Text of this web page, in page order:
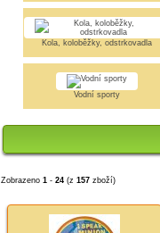
Kola, koloběžky, odstrkovadla
Vodní sporty
Zobrazeno 1 - 24(z 157zboží)